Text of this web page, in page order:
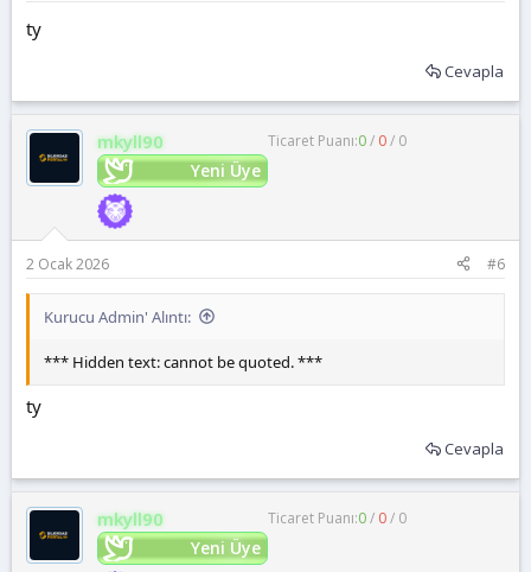
ty
Cevapla
mkyll90
Yeni Üye
Ticaret Puanı:0/ 0/ 0
2 Ocak 2026 #6
Kurucu Admin' Alıntı:
*** Hidden text: cannot be quoted. ***
ty
Cevapla
mkyll90
Yeni Üye
Ticaret Puanı:0/ 0/ 0